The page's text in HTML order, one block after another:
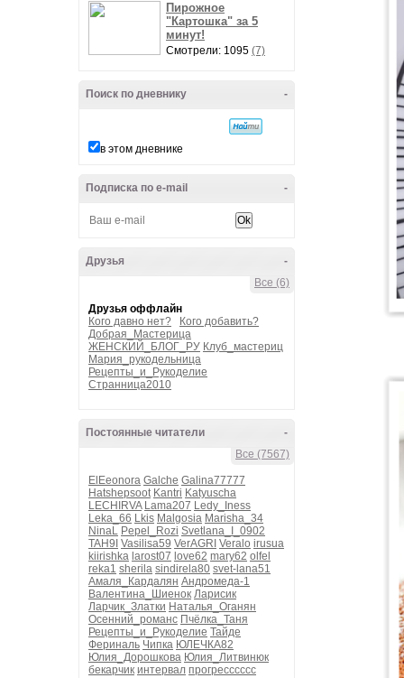
Пирожное
"Картошка" за 5
минут!
Смотрели: 1095 (7)
-
Поиск по дневнику
в этом дневнике
-
Подписка по e-mail
-
Друзья
Все (6)
Друзья оффлайн
Кого давно нет?
Кого добавить?
Добрая_Мастерица
ЖЕНСКИЙ_БЛОГ_РУ Клуб_мастериц
Мария_рукодельница
Рецепты_и_Рукоделие
Странница2010
-
Постоянные читатели
Все (7567)
ElEeonora Galche Galina77777
Hatshepsoot Kantri Katyuscha
LECHIRVA Lama207 Ledy_Iness
Leka_66 Lkis Malgosia Marisha_34
NinaL Pepel_Rozi Svetlana_I_0902
TAH9I Vasilisa59 VerAGRI Veralo irusua
kiirishka larost07 love62 mary62 olfel
reka1 sherila sindirela80 svet-lana51
Амаля_Кардалян Андромеда-1
Валентина_Шиенок Ларисик
Ларчик_Златки Наталья_Оганян
Осенний_романс Пчёлка_Таня
Рецепты_и_Рукоделие Тайде
Фериналь Чипка ЮЛЕЧКА82
Юлия_Дорошкова Юлия_Литвинюк
бекарчик интервал прогресссссс